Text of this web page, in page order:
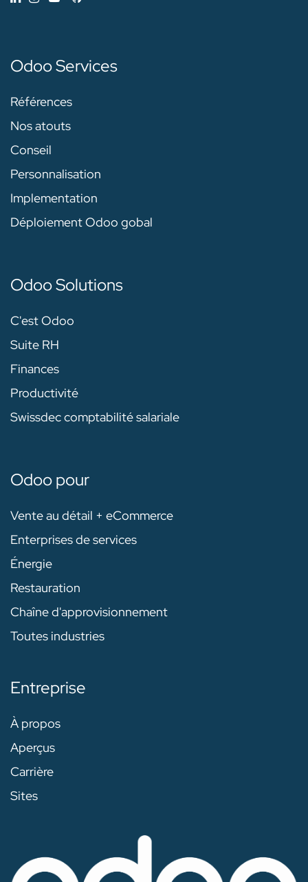
Odoo Services
Références
Nos atouts
Conseil
Personnalisation
Implementation
Déploiement Odoo gobal
Odoo Solutions
C'est Odoo
Suite RH
Finances
Productivité
Swissdec comptabilité salariale
Odoo pour
Vente au détail + eCommerce
Enterprises de services
Énergie
Restauration
Chaîne d'approvisionnement
Toutes industries
Entreprise
À propos
Aperçus
Carrière
Sites